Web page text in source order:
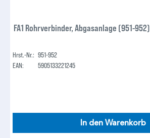
FA1 Rohrverbinder, Abgasanlage (951-952)
Hrst.-Nr.: 951-952
EAN:
5905133221245
In den Warenkorb